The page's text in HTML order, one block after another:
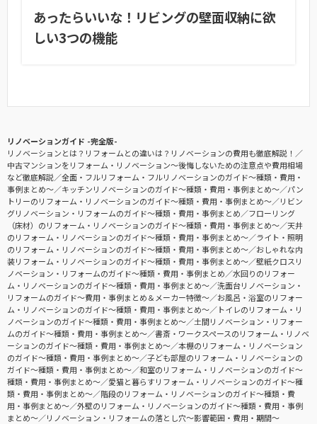
あったらいいな！リビングの壁面収納に欲
しい3つの機能
リノベーションガイド -完全版-
リノベーションとは？リフォームとの違いは？リノベーションの費用も徹底解説！
中古マンションをリフォーム・リノベーション〜後悔しないための注意点や費用相場
など徹底解説
全面・フルリフォーム・フルリノベーションのガイド〜種類・費用・
事例まとめ〜
キッチンリノベーションのガイド〜種類・費用・事例まとめ〜
パン
トリーのリフォーム・リノベーションのガイド〜種類・費用・事例まとめ〜
リビン
グリノベーション・リフォームのガイド〜種類・費用・事例まとめ
フローリング
（床材）のリフォーム・リノベーションのガイド〜種類・費用・事例まとめ〜
天井
のリフォーム・リノベーションのガイド〜種類・費用・事例まとめ〜
ライト・照明
のリフォーム・リノベーションのガイド〜種類・費用・事例まとめ〜
おしゃれな内
装リフォーム・リノベーションのガイド〜種類・費用・事例まとめ〜
壁紙クロスリ
ノベーション・リフォームのガイド〜種類・費用・事例まとめ
水回りのリフォー
ム・リノベーションのガイド〜種類・費用・事例まとめ〜
洗面台リノベーション・
リフォームのガイド〜費用・事例まとめ＆メーカー特徴〜
お風呂・浴室のリフォー
ム・リノベーションのガイド〜種類・費用・事例まとめ〜
トイレのリフォーム・リ
ノベーションのガイド〜種類・費用・事例まとめ〜
土間リノベーション・リフォー
ムのガイド〜種類・費用・事例まとめ〜
書斎・ワークスペースのリフォーム・リノベ
ーションのガイド〜種類・費用・事例まとめ〜
本棚のリフォーム・リノベーション
のガイド〜種類・費用・事例まとめ〜
子ども部屋のリフォーム・リノベーションの
ガイド〜種類・費用・事例まとめ〜
和室のリフォーム・リノベーションのガイド〜
種類・費用・事例まとめ〜
愛猫と暮らすリフォーム・リノベーションのガイド〜種
類・費用・事例まとめ〜
階段のリフォーム・リノベーションのガイド〜種類・費
用・事例まとめ〜
外壁のリフォーム・リノベーションのガイド〜種類・費用・事例
まとめ〜
リノベーション・リフォームの落とし穴～影響範囲・費用・期間～